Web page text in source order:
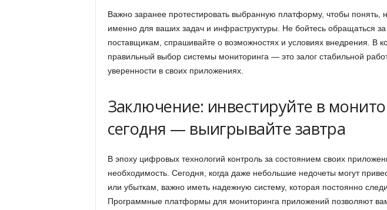
Важно заранее протестировать выбранную платформу, чтобы понять,
именно для ваших задач и инфраструктуры. Не бойтесь обращаться за
поставщикам, спрашивайте о возможностях и условиях внедрения. В
правильный выбор системы мониторинга — это залог стабильной
уверенности в своих приложениях.
Заключение: инвестируйте в
сегодня — выигрывайте завтра
В эпоху цифровых технологий контроль за состоянием своих
необходимость. Сегодня, когда даже небольшие недочеты могут
или убыткам, важно иметь надежную систему, которая постоянно
Программные платформы для мониторинга приложений позволяют